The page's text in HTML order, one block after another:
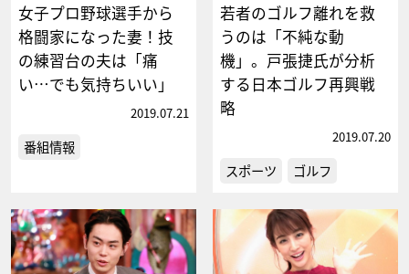
女子プロ野球選手から
格闘家になった妻！技
の練習台の夫は「痛
い…でも気持ちいい」
2019.07.21
番組情報
若者のゴルフ離れを救
うのは「不純な動
機」。戸張捷氏が分析
する日本ゴルフ再興戦
略
2019.07.20
スポーツ ゴルフ